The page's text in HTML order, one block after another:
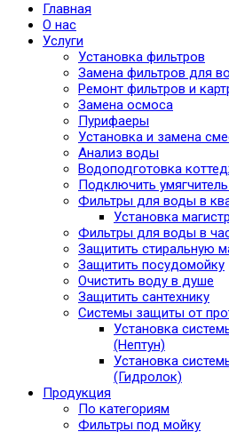
Главная
О нас
Услуги
Установка фильтров
Замена фильтров для
Ремонт фильтров и
Замена осмоса
Пурифаеры
Установка и замена
Анализ воды
Водоподготовка
Подключить умягчитель
Фильтры для воды в
Установка
Фильтры для воды в
Защитить стиральную
Защитить посудомойку
Очистить воду в душе
Защитить сантехнику
Системы защиты от
Установка
(Нептун)
Установка
(Гидролок)
Продукция
По категориям
Фильтры под мойку